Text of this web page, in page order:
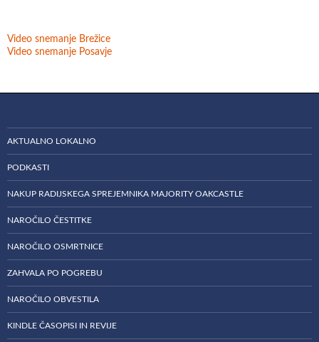
Video snemanje Brežice
Video snemanje Posavje
AKTUALNO LOKALNO
PODKASTI
NAKUP RADIJSKEGA SPREJEMNIKA MAJORITY OAKCASTLE
NAROČILO ČESTITKE
NAROČILO OSMRTNICE
ZAHVALA PO POGREBU
NAROČILO OBVESTILA
KINDLE ČASOPISI IN REVIJE